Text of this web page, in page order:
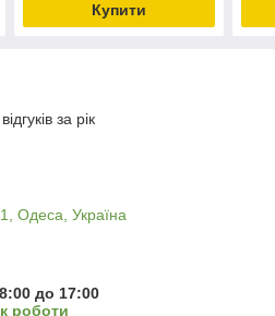
Купити
за рік
Одеса, Україна
до 17:00
роботи